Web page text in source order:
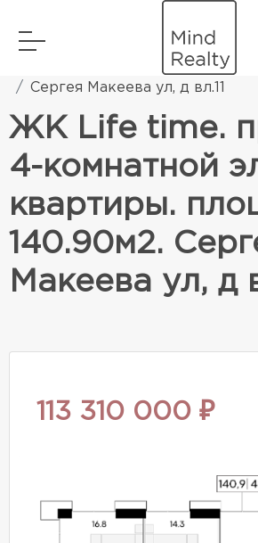
Элитная жилая
Сергея Макеева ул, д вл.11
ЖК Life time.
4-комнатной
квартиры.
140.90м2.
Макеева ул, д
113 310 000 ₽